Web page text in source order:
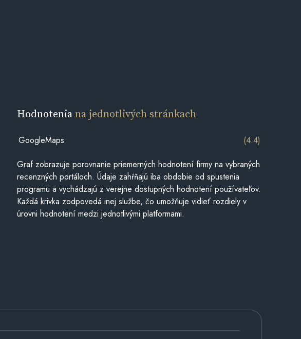
Hodnoteniana jednotlivých stránkach
GoogleMaps (4.4)
Graf zobrazuje porovnanie priemerných hodnotení firmy na vybraných
recenzných portáloch. Údaje zahŕňajú iba obdobie od spustenia
programu a vychádzajú z verejne dostupných hodnotení používateľov.
Každá krivka zodpovedá inej službe, čo umožňuje vidieť rozdiely v
úrovni hodnotení medzi jednotlivými platformami.